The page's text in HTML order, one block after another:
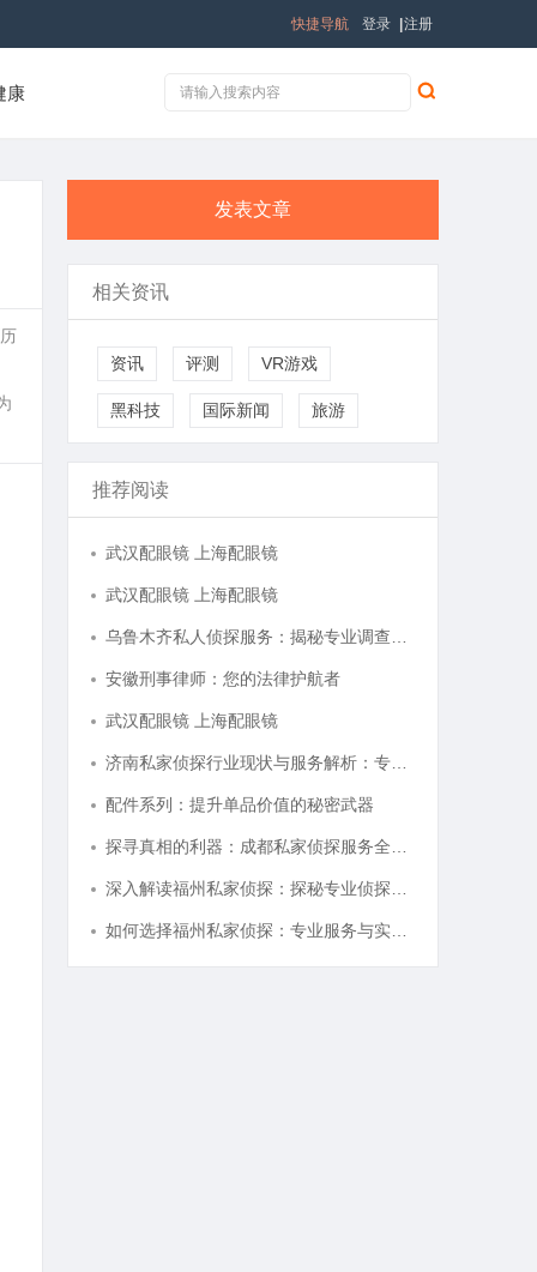
登录 注册
快捷导航
康
发表文章
相关资讯
资讯 评测 VR游戏
黑科技 国际新闻 旅游
推荐阅读
武汉配眼镜 上海配眼镜
武汉配眼镜 上海配眼镜
安徽刑事律师：您的法律护航者
武汉配眼镜 上海配眼镜
配件系列：提升单品价值的秘密武器